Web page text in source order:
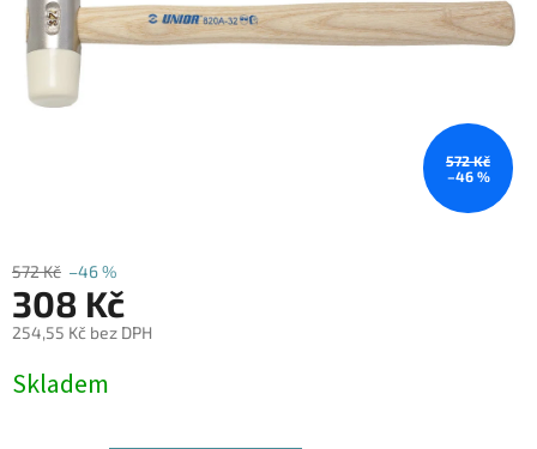
572 Kč
–46 %
572 Kč –46 %
308 Kč
254,55 Kč bez DPH
cena:
Skladem